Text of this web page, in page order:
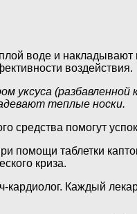
воде и
воздействия.
уксуса
теплые носки.
средства помогут
помощи таблетки
криза.
Каждый